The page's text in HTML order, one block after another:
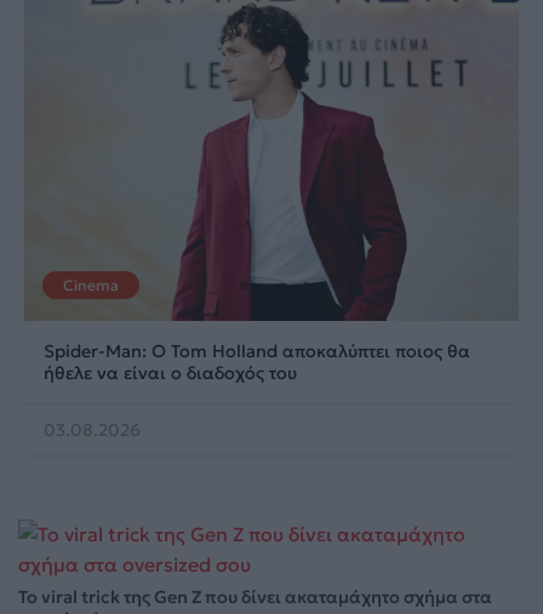
Cinema
Spider-Man: Ο Tom Holland αποκαλύπτει ποιος θα
ήθελε να είναι ο διαδοχός του
03.08.2026
Το viral trick της Gen Z που δίνει ακαταμάχητο σχήμα στα